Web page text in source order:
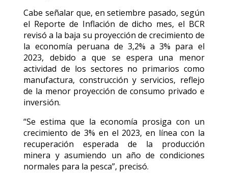
Cabe señalar que, en setiembre pasado, según
el Reporte de Inflación de dicho mes, el BCR
revisó a la baja su proyección de crecimiento de
la economía peruana de 3,2% a 3% para el
2023, debido a que se espera una menor
actividad de los sectores no primarios como
manufactura, construcción y servicios, reflejo
de la menor proyección de consumo privado e
inversión.
“Se estima que la economía prosiga con un
crecimiento de 3% en el 2023, en línea con la
recuperación esperada de la producción
minera y asumiendo un año de condiciones
normales para la pesca”, precisó.